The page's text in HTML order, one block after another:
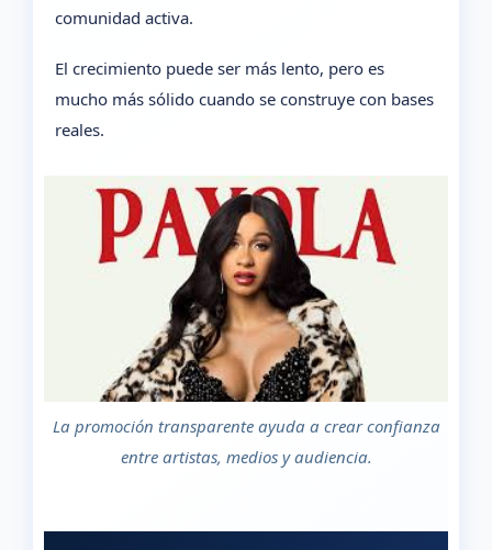
comunidad activa.
El crecimiento puede ser más lento, pero es
mucho más sólido cuando se construye con bases
reales.
La promoción transparente ayuda a crear confianza
entre artistas, medios y audiencia.